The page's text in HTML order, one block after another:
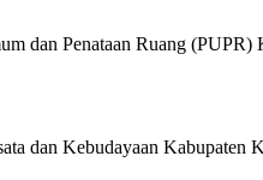
dan Penataan Ruang (PUPR)
dan Kebudayaan Kabupaten